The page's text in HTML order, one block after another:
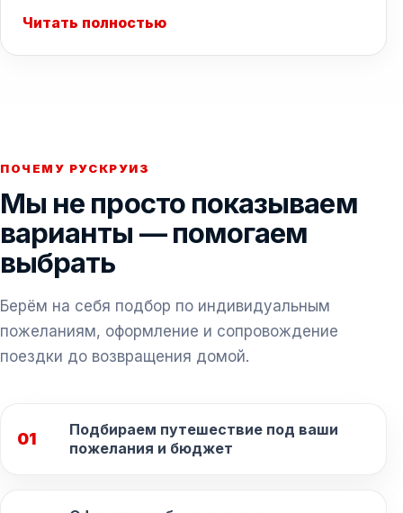
Читать полностью
ПОЧЕМУ РУСКРУИЗ
Мы не просто показываем
варианты — помогаем
выбрать
Берём на себя подбор по индивидуальным
пожеланиям, оформление и сопровождение
поездки до возвращения домой.
01
Подбираем путешествие под ваши
пожелания и бюджет